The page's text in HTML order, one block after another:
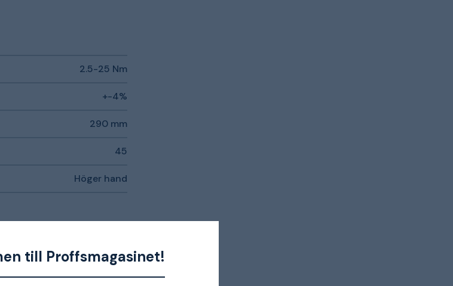
till Proffsmagasinet!
2.5-25 Nm
+-4%
290 mm
45
Höger hand